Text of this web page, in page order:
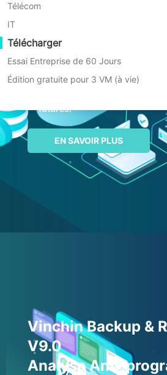
Télécom
IT
Télécharger
Essai Entreprise de 60 Jours
Édition gratuite pour 3 VM (à vie)
Restaurez n'importe où avec
quelle plateforme, de manière
sans risque.
Protégez votre stratégie pour
futures.
EN SAVOIR PLUS
Vinchin Backup &
V9.0
Analyse Anti-